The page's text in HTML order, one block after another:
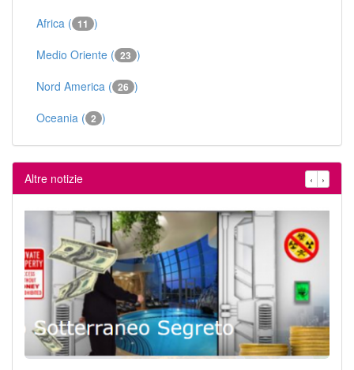
Africa ( 11 )
Medio Oriente ( 23 )
Nord America ( 26 )
Oceania ( 2 )
Altre notizie ‹ ›